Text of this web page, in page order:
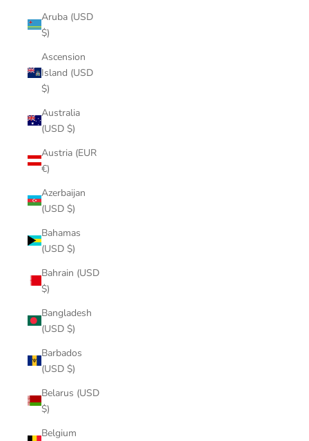
Aruba (USD
$)
Ascension
Island (USD
$)
Australia
(USD $)
Austria (EUR
€)
Azerbaijan
(USD $)
Bahamas
(USD $)
Bahrain (USD
$)
Bangladesh
(USD $)
Barbados
(USD $)
Belarus (USD
$)
Belgium